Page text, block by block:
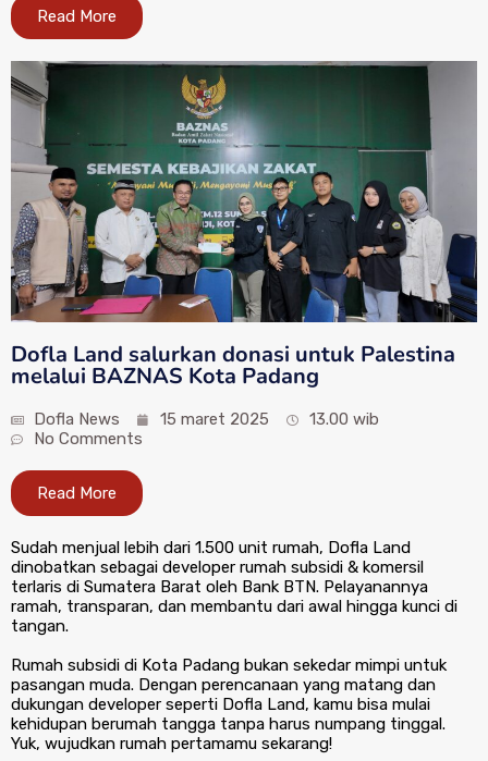
Read More
Dofla Land salurkan donasi untuk Palestina
melalui BAZNAS Kota Padang
Dofla News 15 maret 2025
13.00 wib
No Comments
Read More
Sudah menjual lebih dari 1.500 unit rumah, Dofla Land
dinobatkan sebagai developer rumah subsidi & komersil
terlaris di Sumatera Barat oleh Bank BTN. Pelayanannya
ramah, transparan, dan membantu dari awal hingga kunci di
tangan.
Rumah subsidi di Kota Padang bukan sekedar mimpi untuk
pasangan muda. Dengan perencanaan yang matang dan
dukungan developer seperti Dofla Land, kamu bisa mulai
kehidupan berumah tangga tanpa harus numpang tinggal.
Yuk, wujudkan rumah pertamamu sekarang!